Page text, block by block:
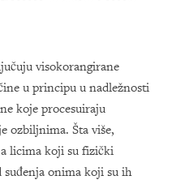
visokorangirane
u principu u nadležnosti
koje procesuiraju
ozbiljnima. Šta više,
licima koji su fizički
onima koji su ih